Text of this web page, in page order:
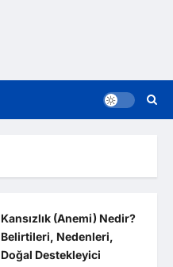
Kansızlık (Anemi) Nedir?
Belirtileri, Nedenleri,
Doğal Destekleyici